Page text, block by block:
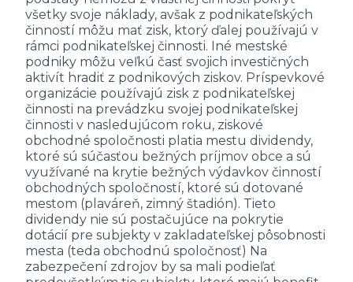
všetky svoje náklady, avšak z podnikateľských
činností môžu mať zisk, ktorý ďalej používajú v
rámci podnikateľskej činnosti. Iné mestské
podniky môžu veľkú časť svojich investičných
aktivít hradiť z podnikových ziskov. Príspevkové
organizácie používajú zisk z podnikateľskej
činnosti na prevádzku svojej podnikateľskej
činnosti v nasledujúcom roku, ziskové
obchodné spoločnosti platia mestu dividendy,
ktoré sú súčasťou bežných príjmov obce a sú
využívané na krytie bežných výdavkov činností
obchodných spoločností, ktoré sú dotované
mestom (plaváreň, zimný štadión). Tieto
dividendy nie sú postačujúce na pokrytie
dotácií pre subjekty v zakladateľskej pôsobnosti
mesta (teda obchodnú spoločnosť) Na
zabezpečení zdrojov by sa mali podieľať